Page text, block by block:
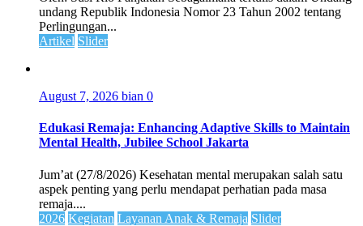
undang Republik Indonesia Nomor 23 Tahun 2002 tentang
Perlingungan...
Artikel Slider
August 7, 2026 bian 0
Edukasi Remaja: Enhancing Adaptive Skills to Maintain
Mental Health, Jubilee School Jakarta
Jum’at (27/8/2026) Kesehatan mental merupakan salah satu
aspek penting yang perlu mendapat perhatian pada masa
remaja....
2026 Kegiatan Layanan Anak & Remaja Slider